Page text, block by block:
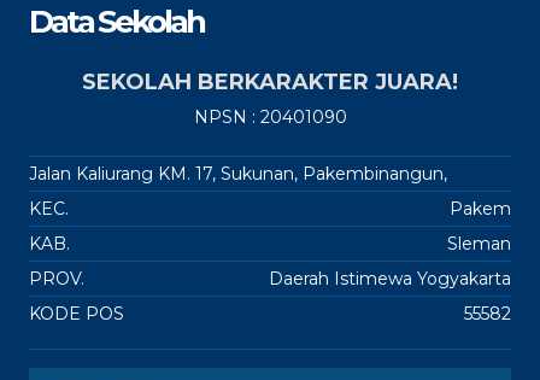
Data Sekolah
SEKOLAH BERKARAKTER JUARA!
NPSN : 20401090
Jalan Kaliurang KM. 17, Sukunan, Pakembinangun,
KEC.
Pakem
KAB.
Sleman
PROV.
Daerah Istimewa Yogyakarta
KODE POS
55582